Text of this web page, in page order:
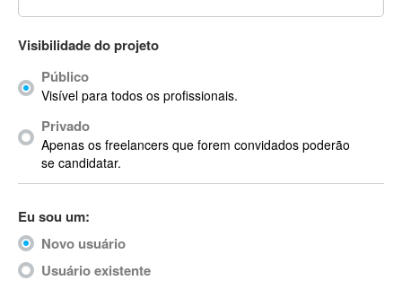
ACID Pro
ACPI
Acrobat
Acrobat X
Acronis
ACT
Actimize
ActionScript
ActionScript 3
Visibilidade do projeto
Público
Visível para todos os profissionais.
Privado
Apenas os freelancers que forem convidados poderão
se candidatar.
Eu sou um:
Novo usuário
Usuário existente